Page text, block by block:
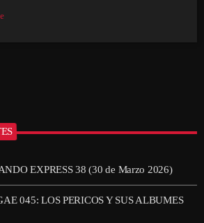
EXPRESS 38 (30 de Marzo 2026)
045: LOS PERICOS Y SUS ALBUMES